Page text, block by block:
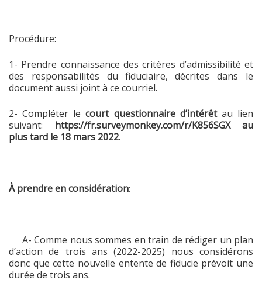
Procédure:
1- Prendre connaissance des critères d’admissibilité et
des responsabilités du fiduciaire, décrites dans le
document aussi joint à ce courriel.
2- Compléter lecourt questionnaire d’intérêtau lien
suivant: https://fr.surveymonkey.com/r/K856SGX au
plus tard le 18 mars 2022.
À prendre en considération:
A- Comme nous sommes en train de rédiger un plan
d’action de trois ans (2022-2025) nous considérons
donc que cette nouvelle entente de fiducie prévoit une
durée de trois ans.